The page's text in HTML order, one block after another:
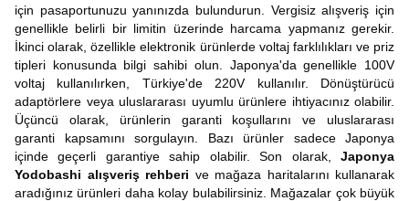
için pasaportunuzu yanınızda bulundurun. Vergisiz alışveriş için
genellikle belirli bir limitin üzerinde harcama yapmanız gerekir.
İkinci olarak, özellikle elektronik ürünlerde voltaj farklılıkları ve priz
tipleri konusunda bilgi sahibi olun. Japonya'da genellikle 100V
voltaj kullanılırken, Türkiye'de 220V kullanılır. Dönüştürücü
adaptörlere veya uluslararası uyumlu ürünlere ihtiyacınız olabilir.
Üçüncü olarak, ürünlerin garanti koşullarını ve uluslararası
garanti kapsamını sorgulayın. Bazı ürünler sadece Japonya
içinde geçerli garantiye sahip olabilir. Son olarak, Japonya
Yodobashi alışveriş rehberi ve mağaza haritalarını kullanarak
aradığınız ürünleri daha kolay bulabilirsiniz. Mağazalar çok büyük